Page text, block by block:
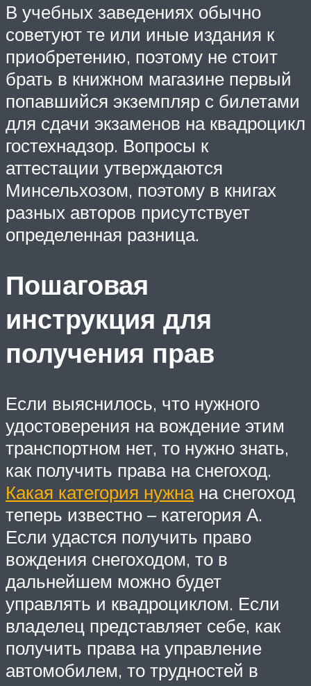
В учебных заведениях обычно
советуют те или иные издания к
приобретению, поэтому не стоит
брать в книжном магазине первый
попавшийся экземпляр с билетами
для сдачи экзаменов на квадроцикл
гостехнадзор. Вопросы к
аттестации утверждаются
Минсельхозом, поэтому в книгах
разных авторов присутствует
определенная разница.
Пошаговая
инструкция для
получения прав
Если выяснилось, что нужного
удостоверения на вождение этим
транспортном нет, то нужно знать,
как получить права на снегоход.
Какая категория нужнана снегоход
теперь известно – категория А.
Если удастся получить право
вождения снегоходом, то в
дальнейшем можно будет
управлять и квадроциклом. Если
владелец представляет себе, как
получить права на управление
автомобилем, то трудностей в